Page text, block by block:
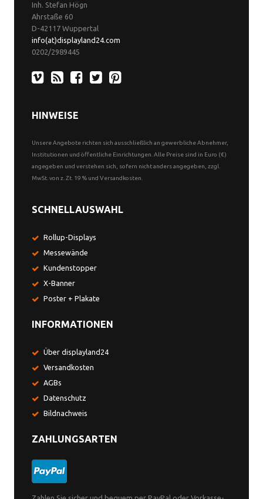
Inh. Stefan Högn
Ahrstaße 60
D-42117 Wuppertal
info(at)displayland24.com
0202/2989445
HINWEISE
Unsere Angebote richten sich ausschließlich an gewerbliche Abnehmer,
Institutionen und öffentliche Einrichtungen. Alle Preise sind in Euro (€)
angegeben und verstehen sich, sofern nicht anders angegeben, zzgl.
MwSt. von z. Zt. 19 % und Versandkosten.
SCHNELLAUSWAHL
Rollup-Displays
Messewände
Kundenstopper
X-Banner
Poster + Plakate
INFORMATIONEN
Über displayland24
Versandkosten
AGBs
Datenschutz
Bildnachweis
ZAHLUNGSARTEN